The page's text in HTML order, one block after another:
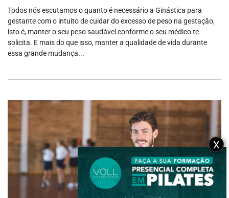
Todos nós escutamos o quanto é necessário a Ginástica para
gestante com o intuito de cuidar do excesso de peso na gestação,
isto é, manter o seu peso saudável conforme o seu médico te
solicita. E mais do que isso, manter a qualidade de vida durante
essa grande mudança...
X